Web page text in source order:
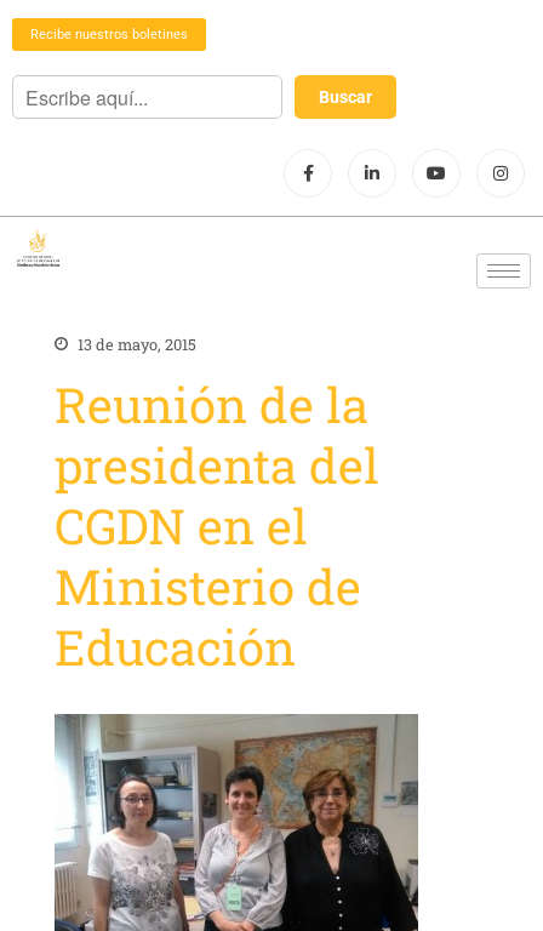
Recibe nuestros boletines
13 de mayo, 2015
Reunión de la
presidenta del
CGDN en el
Ministerio de
Educación